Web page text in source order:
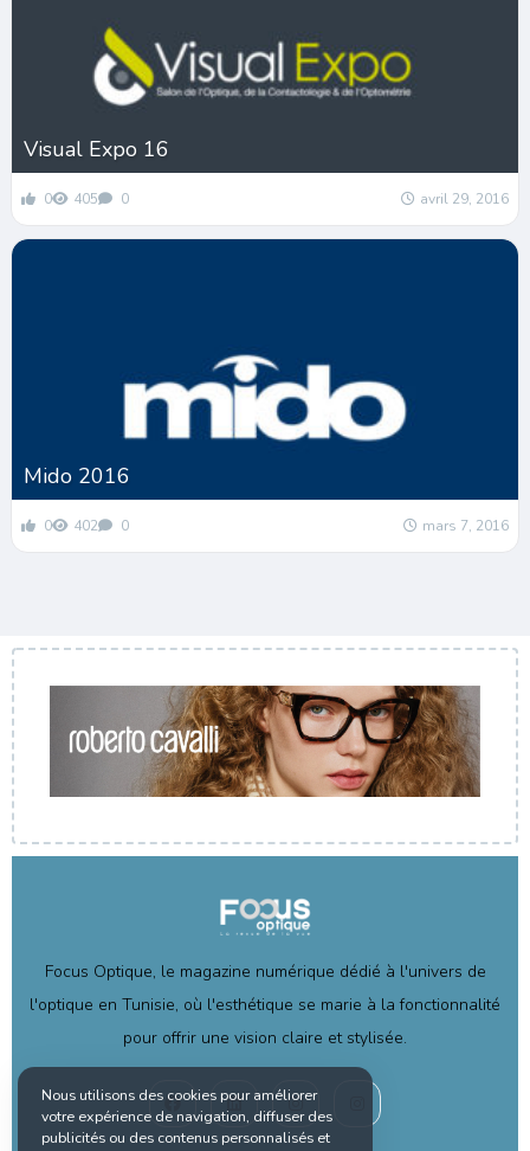
Visual Expo 16
0 405 0 avril 29, 2016
Mido 2016
0 402 0 mars 7, 2016
Focus Optique, le magazine numérique dédié à l'univers de
l'optique en Tunisie, où l'esthétique se marie à la fonctionnalité
pour offrir une vision claire et stylisée.
Nous utilisons des cookies pour améliorer
votre expérience de navigation, diffuser des
publicités ou des contenus personnalisés et